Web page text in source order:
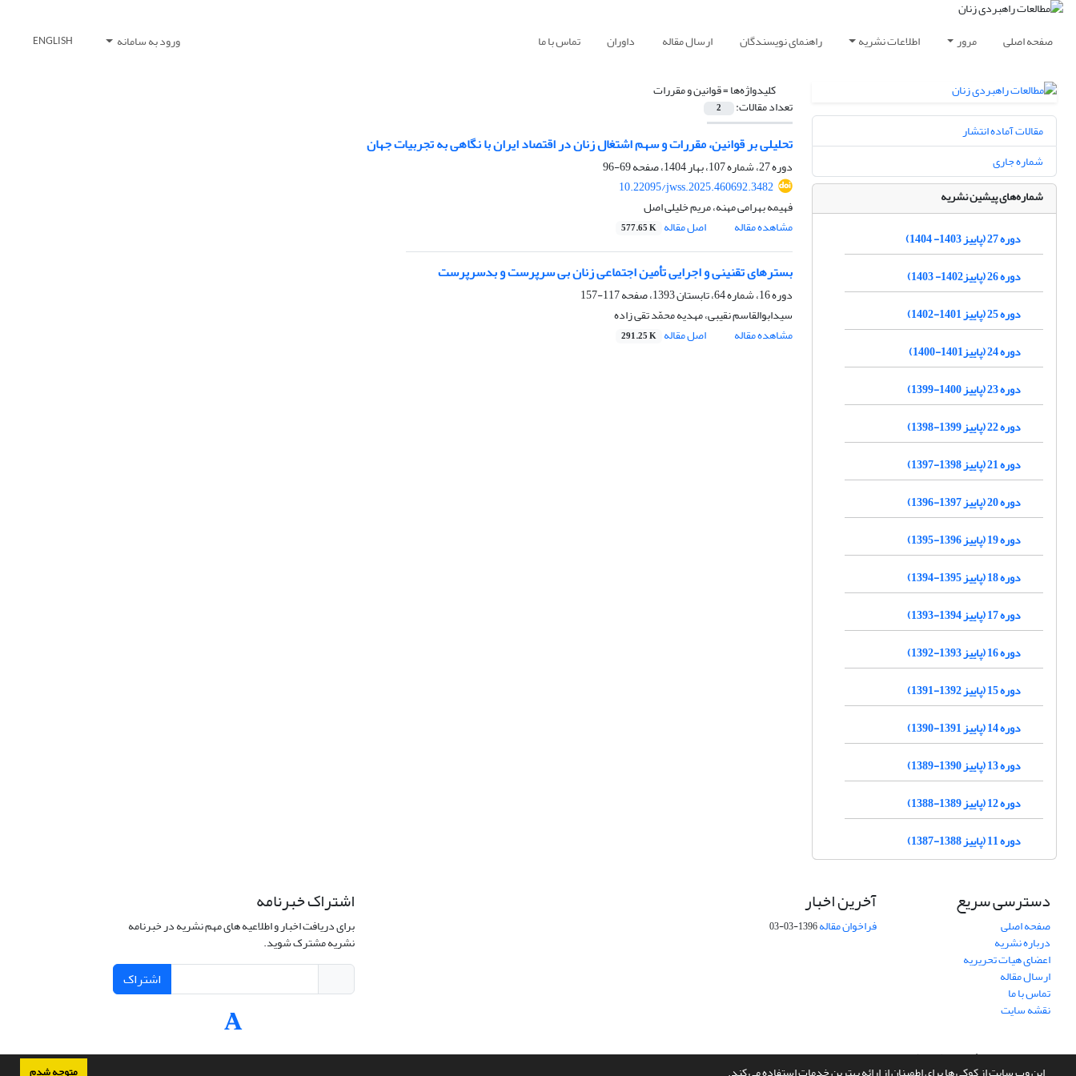
صفحه اصلی مرور اطلاعات نشریه راهنمای نویسندگان ارسال مقاله داوران تماس با ما ورود به سامانه ENGLISH
کلیدواژه‌ها =قوانین و مقررات
تعداد مقالات: 2
تحلیلی بر قوانین، مقررات و سهم اشتغال زنان در اقتصاد ایران با نگاهی به تجربیات جهان
دوره 27، شماره 107، بهار 1404، صفحه
69-96
10.22095/jwss.2025.460692.3482
فهیمه بهرامی مهنه، مریم خلیلی اصل
مشاهده مقاله
اصل مقاله 577.65 K
بسترهای تقنینی و اجرایی تأمین اجتماعی زنان بی سرپرست و بدسرپرست
دوره 16، شماره 64، تابستان 1393، صفحه
117-157
سیدابوالقاسم نقیبی، مهدیه محمّد تقی زاده
مشاهده مقاله
اصل مقاله 291.25 K
مقالات آماده انتشار
شماره جاری
شماره‌های پیشین نشریه
دوره 27 (پاییز 1403- 1404)
دوره 26 (پاییز1402- 1403)
دوره 25 (پاییز 1401-1402)
دوره 24 (پاییز1401-1400)
دوره 23 (پاییز 1400-1399)
دوره 22 (پاییز 1399-1398)
دوره 21 (پاییز 1398-1397)
دوره 20 (پاییز 1397-1396)
دوره 19 (پاییز 1396-1395)
دوره 18 (پاییز 1395-1394)
دوره 17 (پاییز 1394-1393)
دوره 16 (پاییز 1393-1392)
دوره 15 (پاییز 1392-1391)
دوره 14 (پاییز 1391-1390)
دوره 13 (پاییز 1390-1389)
دوره 12 (پاییز 1389-1388)
دوره 11 (پاییز 1388-1387)
دسترسی سریع
صفحه اصلی
درباره نشریه
اعضای هیات تحریریه
ارسال مقاله
تماس با ما
نقشه سایت
آخرین اخبار
فراخوان مقاله1396-03-03
اشتراک خبرنامه
برای دریافت اخبار و اطلاعیه های مهم نشریه در خبرنامه
نشریه مشترک شوید.
اشتراک
سامانه مدیریت نشریات علمی.طراحی و پیاده سازی ازسیناوب